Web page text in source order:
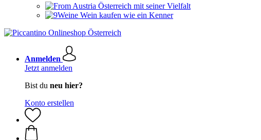
Österreich mit seiner Vielfalt
Wein kaufen wie ein Kenner
Anmelden
Jetzt anmelden
Bist du neu hier?
Konto erstellen